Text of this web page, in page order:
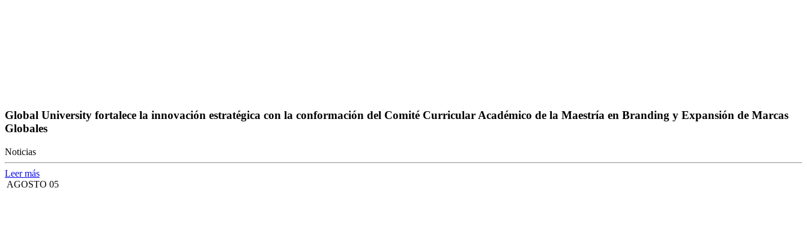
Global University fortalece la innovación estratégica con la conformación del Comité Curricular Académico de la Maestría en Branding y Expansión de Marcas
Globales
Noticias
Leer más
AGOSTO 05